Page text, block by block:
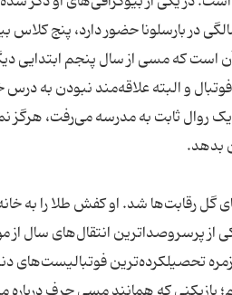
چیز دیگری است. لیونل مسی که از 13 سالگی در
است که مسی از سال پنجم ابتدایی
و البته علاقه‌مند نبودن به
روال ثابت به مدرسه می‌رفت، هرگز
بدهد.
در جام جهانی 2014 برزیل آقای ‌گل رقابت‌ها شد. او
از پرسروصداترین انتقال‌های سال از
تحصیلکرده‌ترین فوتبالیست‌های